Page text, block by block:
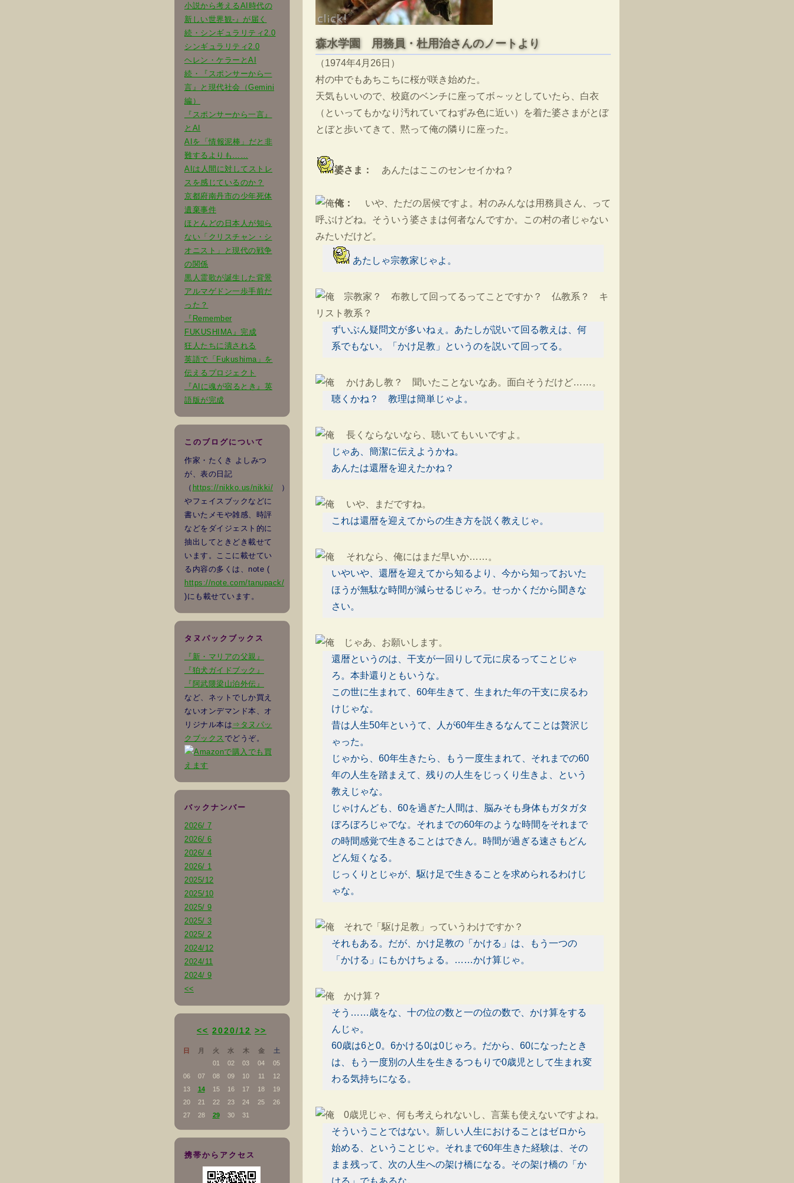
小説から考えるAI時代の
新しい世界観-』が届く
続・シンギュラリティ2.0
シンギュラリティ2.0
ヘレン・ケラーとAI
続・『スポンサーから一
言』と現代社会（Gemini
編）
『スポンサーから一言』
とAI
AIを「情報泥棒」だと非
難するよりも……
AIは人間に対してストレ
スを感じているのか？
京都府南丹市の少年死体
遺棄事件
ほとんどの日本人が知ら
ない「クリスチャン・シ
オニスト」と現代の戦争
の関係
黒人霊歌が誕生した背景
アルマゲドン一歩手前だ
った？
『Remember
FUKUSHIMA』完成
狂人たちに潰される
英語で「Fukushima」を
伝えるプロジェクト
『AIに魂が宿るとき』英
語版が完成
このブログについて
作家・たくき よしみつ
が、表の日記
（ https://nikko.us/nikki/ ）
やフェイスブックなどに
書いたメモや雑感、時評
などをダイジェスト的に
抽出してときどき載せて
います。ここに載せてい
る内容の多くは、note (
https://note.com/tanupack/
)にも載せています。
タヌパックブックス
『新・マリアの父親』
『狛犬ガイドブック』
『阿武隈梁山泊外伝』
など、ネットでしか買え
ないオンデマンド本、オ
リジナル本は ⇒タヌパッ
クブックス でどうぞ。
でも買
えます
バックナンバー
2026/ 7
2026/ 6
2026/ 4
2026/ 1
2025/12
2025/10
2025/ 9
2025/ 3
2025/ 2
2024/12
2024/11
2024/ 9
<<
<< 2020/12 >>
日 月 火 水 木 金
土
01
02 03 04
05
06
07 08 09 10 11
12
13
14 15 16 17 18
19
20
21 22 23 24 25
26
27
28 29 30 31
携帯からアクセス
森水学園 用務員・杜用治さんのノートより
（1974年4月26日）
村の中でもあちこちに桜が咲き始めた。
天気もいいので、校庭のベンチに座ってボ～ッとしていたら、白衣
（といってもかなり汚れていてねずみ色に近い）を着た婆さまがとぼ
とぼと歩いてきて、黙って俺の隣りに座った。
婆さま： あんたはここのセンセイかね？
俺：
いや、ただの居候ですよ。村のみんなは用務員さん、って
呼ぶけどね。そういう婆さまは何者なんですか。この村の者じゃない
みたいだけど。
あたしゃ宗教家じゃよ。
宗教家？ 布教して回ってるってことですか？ 仏教系？ キ
リスト教系？
ずいぶん疑問文が多いねぇ。あたしが説いて回る教えは、何
系でもない。「かけ足教」というのを説いて回ってる。
かけあし教？ 聞いたことないなあ。面白そうだけど……。
聴くかね？ 教理は簡単じゃよ。
長くならないなら、聴いてもいいですよ。
じゃあ、簡潔に伝えようかね。
あんたは還暦を迎えたかね？
いや、まだですね。
これは還暦を迎えてからの生き方を説く教えじゃ。
それなら、俺にはまだ早いか……。
いやいや、還暦を迎えてから知るより、今から知っておいた
ほうが無駄な時間が減らせるじゃろ。せっかくだから聞きな
さい。
じゃあ、お願いします。
還暦というのは、干支が一回りして元に戻るってことじゃ
ろ。本卦還りともいうな。
この世に生まれて、60年生きて、生まれた年の干支に戻るわ
けじゃな。
昔は人生50年というて、人が60年生きるなんてことは贅沢じ
ゃった。
じゃから、60年生きたら、もう一度生まれて、それまでの60
年の人生を踏まえて、残りの人生をじっくり生きよ、という
教えじゃな。
じゃけんども、60を過ぎた人間は、脳みそも身体もガタガタ
ぼろぼろじゃでな。それまでの60年のような時間をそれまで
の時間感覚で生きることはできん。時間が過ぎる速さもどん
どん短くなる。
じっくりとじゃが、駆け足で生きることを求められるわけじ
ゃな。
それで「駆け足教」っていうわけですか？
それもある。だが、かけ足教の「かける」は、もう一つの
「かける」にもかけちょる。……かけ算じゃ。
かけ算？
そう……歳をな、十の位の数と一の位の数で、かけ算をする
んじゃ。
60歳は6と0。6かける0は0じゃろ。だから、60になったとき
は、もう一度別の人生を生きるつもりで0歳児として生まれ変
わる気持ちになる。
0歳児じゃ、何も考えられないし、言葉も使えないですよね。
そういうことではない。新しい人生におけることはゼロから
始める、ということじゃ。それまで60年生きた経験は、その
まま残って、次の人生への架け橋になる。その架け橋の「か
ける」でもあるな。